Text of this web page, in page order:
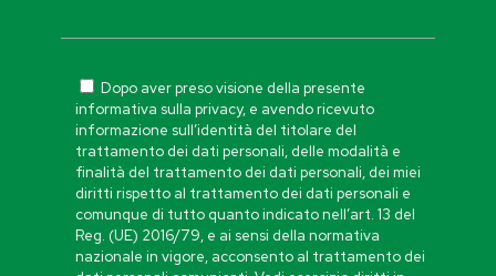
Dopo aver preso visione della presente
informativa sulla privacy, e avendo ricevuto
informazione sull’identità del titolare del
trattamento dei dati personali, delle modalità e
finalità del trattamento dei dati personali, dei miei
diritti rispetto al trattamento dei dati personali e
comunque di tutto quanto indicato nell’art. 13 del
Reg. (UE) 2016/79, e ai sensi della normativa
nazionale in vigore, acconsento al trattamento dei